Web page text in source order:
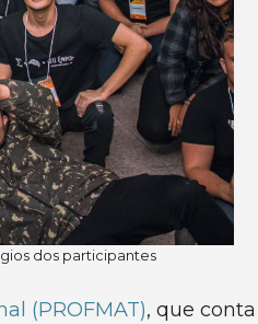
dos participantes
(PROFMAT), que